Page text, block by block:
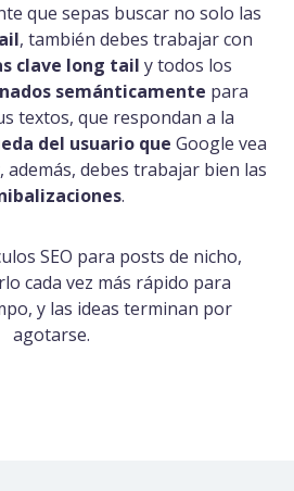
que sepas buscar no solo las
, también debes trabajar con
clave long tail y todos los
semánticamente para
textos, que respondan a la
del usuario que Google vea
además, debes trabajar bien las
.
SEO para posts de nicho,
cada vez más rápido para
y las ideas terminan por
agotarse.